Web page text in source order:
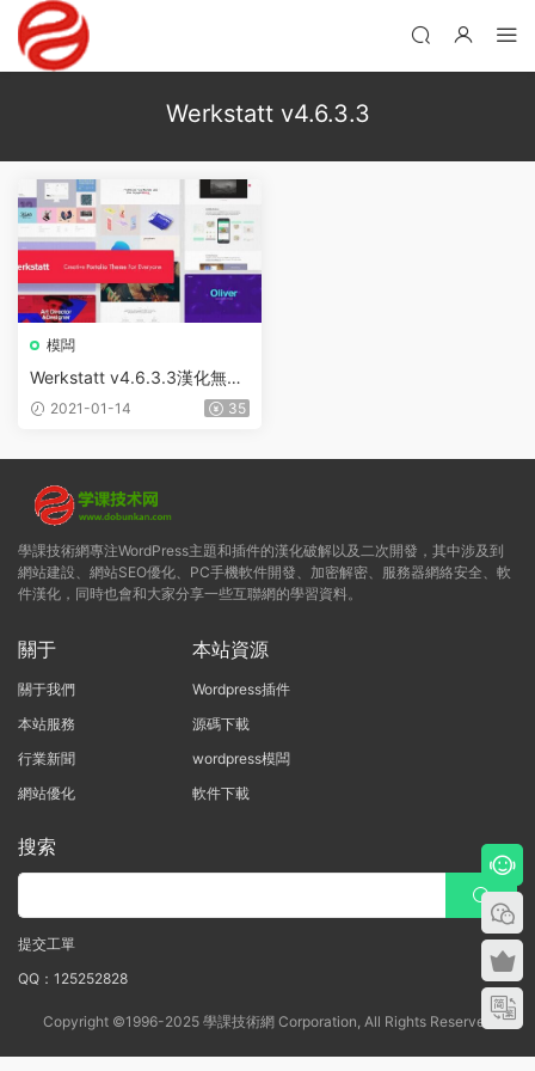
Werkstatt v4.6.3.3
模闆
Werkstatt v4.6.3.3漢化無限
制版 – 創意組合WordPress主
2021-01-14 35
學課技術網專注WordPress主題和插件的漢化破解以及二次開發，其中涉及到
網站建設、網站SEO優化、PC手機軟件開發、加密解密、服務器網絡安全、軟
件漢化，同時也會和大家分享一些互聯網的學習資料。
關于
關于我們
本站服務
行業新聞
網站優化
本站資源
Wordpress插件
源碼下載
wordpress模闆
軟件下載
搜索
提交工單
QQ：125252828
Copyright ©1996-2025 學課技術網 Corporation, All Rights Reserved